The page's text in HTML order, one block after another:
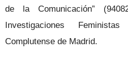
de la Comunicación”
Investigaciones
Complutense de Madrid.